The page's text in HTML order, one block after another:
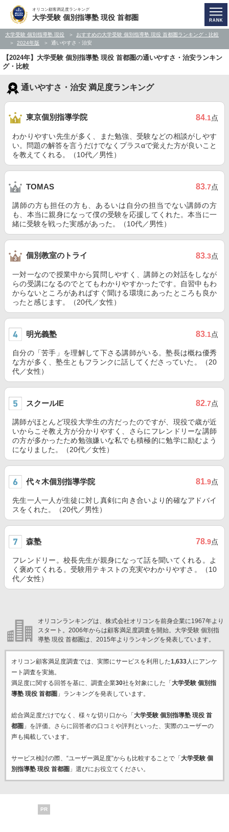
オリコン顧客満足度ランキング
大学受験 個別指導塾 現役 首都圏
大学受験 個別指導塾 現役
おすすめの大学受験 個別指導塾 現役 首都圏ランキング・比較
2024年版
通いやすさ・治安
【2024年】大学受験 個別指導塾 現役 首都圏の通いやすさ・治安ランキン
グ・比較
通いやすさ・治安 満足度ランキング
東京個別指導学院 84.1点
わかりやすい先生が多く、また勉強、受験などの相談がしやす
い。問題の解答を言うだけでなくプラスαで覚えた方が良いこと
を教えてくれる。（10代／男性）
TOMAS 83.7点
講師の方も担任の方も、あるいは自分の担当でない講師の方
も、本当に親身になって僕の受験を応援してくれた。本当に一
緒に受験を戦った実感があった。（10代／男性）
個別教室のトライ 83.3点
一対一なので授業中から質問しやすく、講師との対話をしなが
らの受講になるのでとてもわかりやすかったです。自習中もわ
からないところがあればすぐ聞ける環境にあったところも良か
ったと感じます。（20代／女性）
明光義塾 83.1点
自分の「苦手」を理解して下さる講師がいる。塾長は概ね優秀
な方が多く、塾生ともフランクに話してくださっていた。（20
代／女性）
スクールIE 82.7点
講師がほとんど現役大学生の方だったのですが、現役で歳が近
いからこそ教え方が分かりやすく、さらにフレンドリーな講師
の方が多かったため勉強嫌いな私でも積極的に勉学に励むよう
になりました。（20代／女性）
代々木個別指導学院 81.9点
先生一人一人が生徒に対し真剣に向き合いより的確なアドバイ
スをくれた。（20代／男性）
森塾 78.9点
フレンドリー。校長先生が親身になって話を聞いてくれる。よ
く褒めてくれる。受験用テキストの充実やわかりやすさ。（10
代／女性）
オリコンランキングは、株式会社オリコンを前身企業に1967年より
スタート。2006年からは顧客満足度調査を開始。大学受験 個別指
導塾 現役 首都圏は、2015年よりランキングを発表しています。
オリコン顧客満足度調査では、実際にサービスを利用した1,633人にアンケ
ート調査を実施。
満足度に関する回答を基に、調査企業30社を対象にした「 大学受験 個別指
導塾 現役 首都圏 」ランキングを発表しています。
総合満足度だけでなく、様々な切り口から「 大学受験 個別指導塾 現役 首
都圏 」を評価。さらに回答者の口コミや評判といった、実際のユーザーの
声も掲載しています。
サービス検討の際、“ユーザー満足度”からも比較することで「 大学受験 個
別指導塾 現役 首都圏 」選びにお役立てください。
PR